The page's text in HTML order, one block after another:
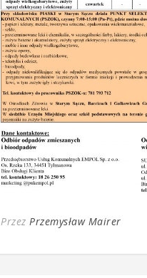
Przez Przemysław Mairer